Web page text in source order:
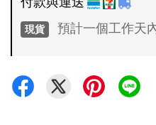
現貨 預計一個工作天
•超商 / 宅配貨到付款